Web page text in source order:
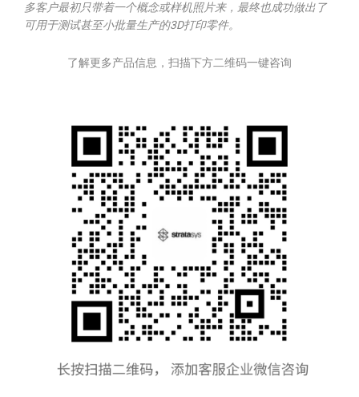
多客户最初只带着一个概念或样机照片来，最终也成功做出了
可用于测试甚至小批量生产的3D打印零件。
了解更多产品信息，扫描下方二维码一键咨询